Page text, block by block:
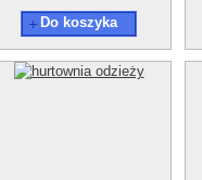
Do koszyka